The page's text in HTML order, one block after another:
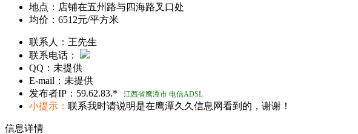
地点： 店铺在五州路与四海路叉口处
均价： 6512元/平方米
联系人： 王先生
联系电话：
QQ： 未提供
E-mail： 未提供
发布者IP： 59.62.83.* 江西省鹰潭市 电信ADSL
小提示： 联系我时请说明是在鹰潭久久信息网看到的，谢谢！
信息详情